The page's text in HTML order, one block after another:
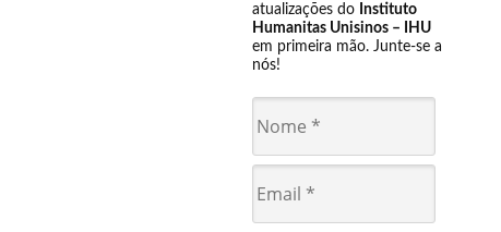
atualizações do Instituto
Humanitas Unisinos – IHU
em primeira mão. Junte-se a
nós!